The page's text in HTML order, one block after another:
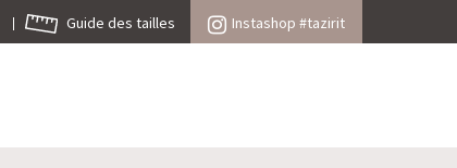
Guide des tailles Instashop #tazirit